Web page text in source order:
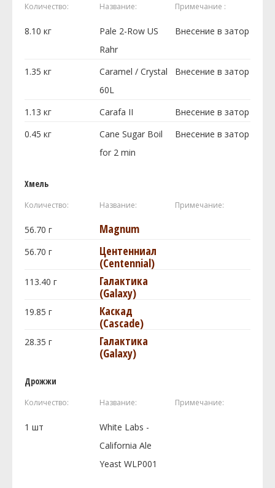
Количество: Название: Примечание :
8.10 кг
Pale 2-Row US
Rahr
Внесение в затор
1.35 кг
Caramel / Crystal
60L
Внесение в затор
1.13 кг Carafa II
Внесение в затор
0.45 кг
Cane Sugar Boil
for 2 min
Внесение в затор
Хмель
Количество: Название: Примечание:
56.70 г Magnum
56.70 г
Центенниал
(Centennial)
113.40 г
Галактика
(Galaxy)
19.85 г
Каскад
(Cascade)
28.35 г
Галактика
(Galaxy)
Дрожжи
Количество: Название: Примечание:
1 шт
White Labs -
California Ale
Yeast WLP001